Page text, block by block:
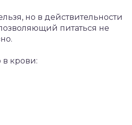
но в действительности
питаться не
крови: